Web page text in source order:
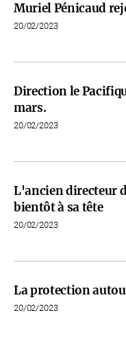
Muriel Pénicaud
20/02/2023
Direction le
mars.
20/02/2023
L'ancien directeur
bientôt à sa tête
20/02/2023
La protection
20/02/2023